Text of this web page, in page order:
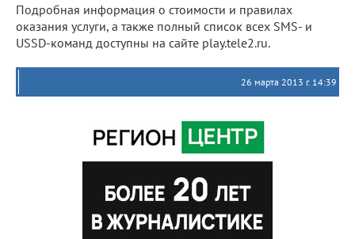
Подробная информация о стоимости и правилах
оказания услуги, а также полный список всех SMS- и
USSD-команд доступны на сайте play.tele2.ru.
26 марта 2013 г. 14:39